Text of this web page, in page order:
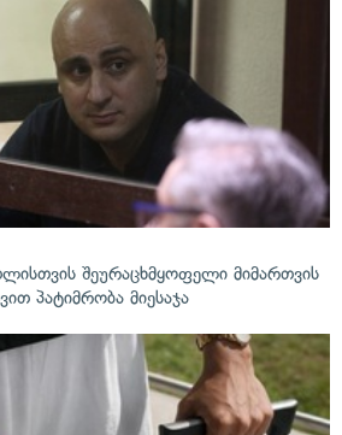
შეურაცხმყოფელი მიმართვის
პატიმრობა მიესაჯა